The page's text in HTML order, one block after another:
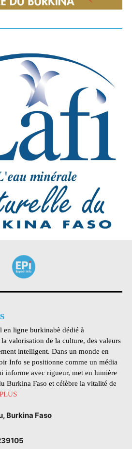
ligne burkinabè dédié à
valorisation de la culture, des valeurs
intelligent. Dans un monde en
Info se positionne comme un média
informe avec rigueur, met en lumière
Burkina Faso et célèbre la vitalité de
Burkina Faso